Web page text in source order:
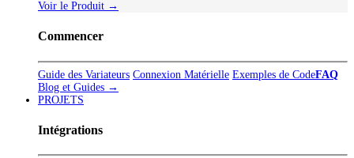
Voir le Produit →
Commencer
Guide des Variateurs Connexion Matérielle Exemples de CodeFAQ
Blog et Guides →
PROJETS
Intégrations